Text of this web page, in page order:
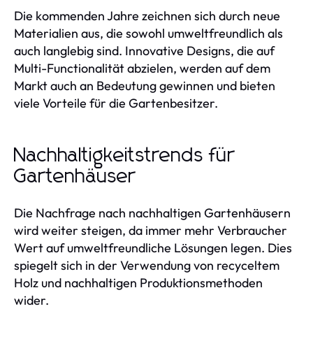
Die kommenden Jahre zeichnen sich durch neue
Materialien aus, die sowohl umweltfreundlich als
auch langlebig sind. Innovative Designs, die auf
Multi-Functionalität abzielen, werden auf dem
Markt auch an Bedeutung gewinnen und bieten
viele Vorteile für die Gartenbesitzer.
Nachhaltigkeitstrends für
Gartenhäuser
Die Nachfrage nach nachhaltigen Gartenhäusern
wird weiter steigen, da immer mehr Verbraucher
Wert auf umweltfreundliche Lösungen legen. Dies
spiegelt sich in der Verwendung von recyceltem
Holz und nachhaltigen Produktionsmethoden
wider.